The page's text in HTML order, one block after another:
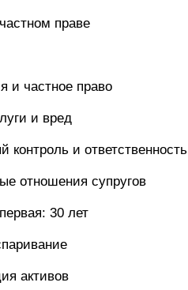
праве
и частное право
и вред
контроль и ответственность
отношения супругов
30 лет
активов